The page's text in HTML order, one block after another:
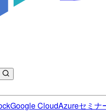
Google CloudAzureセミナ